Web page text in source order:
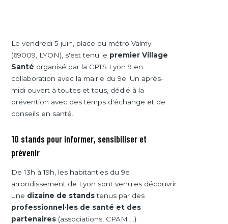
Le vendredi 5 juin, place du métro Valmy
(69009, LYON), s'est tenu le premier Village
Santé organisé par la CPTS Lyon 9 en
collaboration avec la mairie du 9e. Un après-
midi ouvert à toutes et tous, dédié à la
prévention avec des temps d'échange et de
conseils en santé.
10 stands pour informer, sensibiliser et
prévenir
De 13h à 19h, les habitant·es du 9e
arrondissement de Lyon sont venu·es découvrir
une dizaine de standstenus par des
professionnel·les de santé et des
partenaires (associations, CPAM ...).